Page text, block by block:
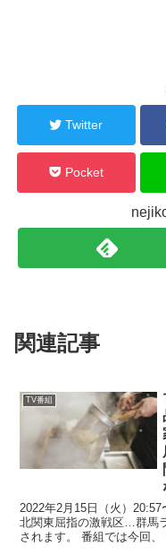
Twitter
Pocket
関連記事
TV番組
2022年2月15日（火）
北関東屈指の激戦区…群馬
されます。 番組では今回、